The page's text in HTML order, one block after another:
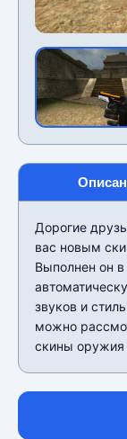
Дорогие
вас новым
Выполнен он в
звуков и
можно
скины оружия